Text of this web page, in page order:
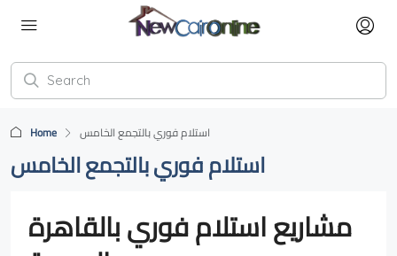
Home استلام فوري بالتجمع الخامس
استلام فوري بالتجمع الخامس
مشاريع استلام فوري بالقاهرة